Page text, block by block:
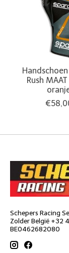
Rush
Schepers Racing
Zolder België +32
BE0462682080